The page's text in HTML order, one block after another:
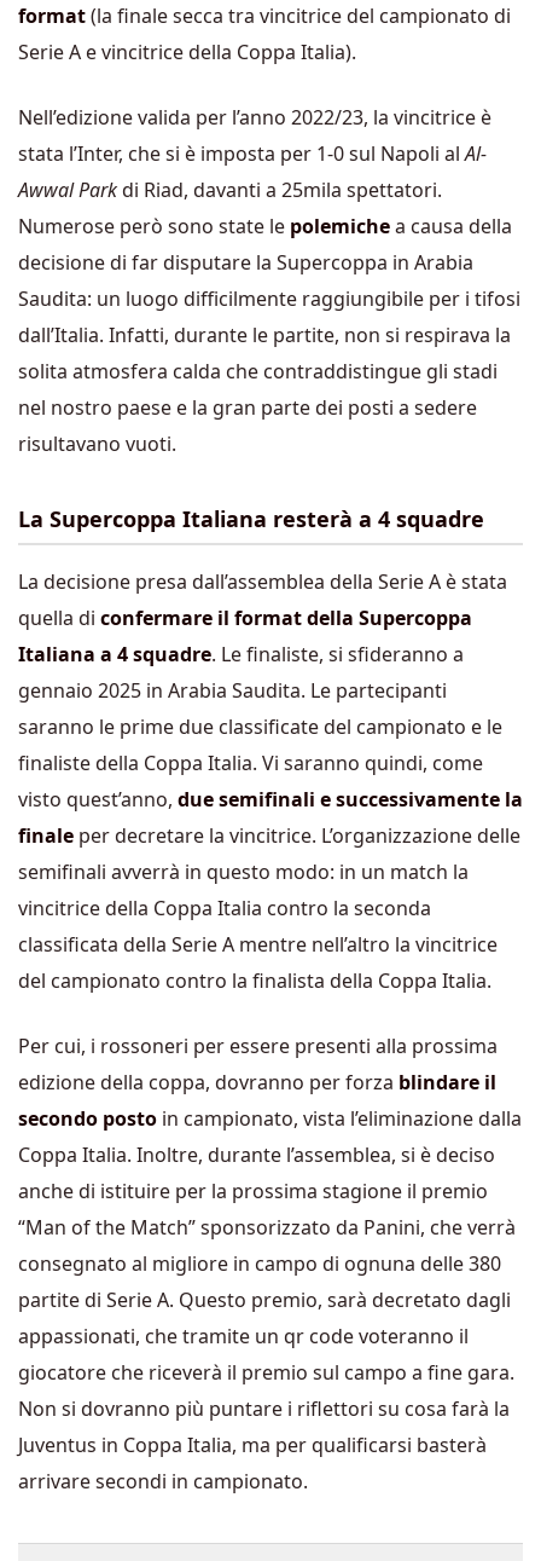
format(la finale secca tra vincitrice del campionato di
Serie A e vincitrice della Coppa Italia).
Nell’edizione valida per l’anno 2022/23, la vincitrice è
stata l’Inter, che si è imposta per 1-0 sul Napoli alAl-
Awwal Parkdi Riad, davanti a 25mila spettatori.
Numerose però sono state le polemichea causa della
decisione di far disputare la Supercoppa in Arabia
Saudita: un luogo difficilmente raggiungibile per i tifosi
dall’Italia. Infatti, durante le partite, non si respirava la
solita atmosfera calda che contraddistingue gli stadi
nel nostro paese e la gran parte dei posti a sedere
risultavano vuoti.
La Supercoppa Italiana resterà a 4 squadre
La decisione presa dall’assemblea della Serie A è stata
quella di confermare il format della Supercoppa
Italiana a 4 squadre. Le finaliste, si sfideranno a
gennaio 2025 in Arabia Saudita. Le partecipanti
saranno le prime due classificate del campionato e le
finaliste della Coppa Italia. Vi saranno quindi, come
visto quest’anno, due semifinali e successivamente la
finale per decretare la vincitrice. L’organizzazione delle
semifinali avverrà in questo modo: in un match la
vincitrice della Coppa Italia contro la seconda
classificata della Serie A mentre nell’altro la vincitrice
del campionato contro la finalista della Coppa Italia.
Per cui, i rossoneri per essere presenti alla prossima
edizione della coppa, dovranno per forza blindare il
secondo posto in campionato, vista l’eliminazione dalla
Coppa Italia. Inoltre, durante l’assemblea, si è deciso
anche di istituire per la prossima stagione il premio
“Man of the Match” sponsorizzato da Panini, che verrà
consegnato al migliore in campo di ognuna delle 380
partite di Serie A. Questo premio, sarà decretato dagli
appassionati, che tramite un qr code voteranno il
giocatore che riceverà il premio sul campo a fine gara.
Non si dovranno più puntare i riflettori su cosa farà la
Juventus in Coppa Italia, ma per qualificarsi basterà
arrivare secondi in campionato.